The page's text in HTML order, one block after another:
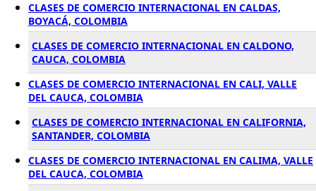
CLASES DE COMERCIO INTERNACIONAL EN CALDAS,
BOYACÁ, COLOMBIA
CLASES DE COMERCIO INTERNACIONAL EN CALDONO,
CAUCA, COLOMBIA
CLASES DE COMERCIO INTERNACIONAL EN CALI, VALLE
DEL CAUCA, COLOMBIA
CLASES DE COMERCIO INTERNACIONAL EN CALIFORNIA,
SANTANDER, COLOMBIA
CLASES DE COMERCIO INTERNACIONAL EN CALIMA, VALLE
DEL CAUCA, COLOMBIA